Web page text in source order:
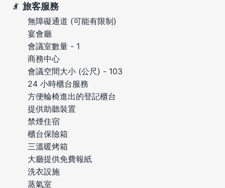
旅客服務
無障礙通道 (可能有限制)
宴會廳
會議室數量 - 1
商務中心
會議空間大小 (公尺) - 103
24 小時櫃台服務
方便輪椅進出的登記櫃台
提供助聽裝置
禁煙住宿
櫃台保險箱
三溫暖烤箱
大廳提供免費報紙
洗衣設施
蒸氣室